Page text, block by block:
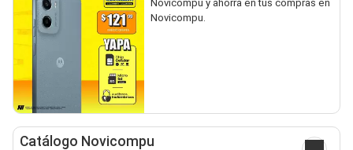
Novicompu y ahorra en tus compras en
Novicompu.
Catálogo Novicompu